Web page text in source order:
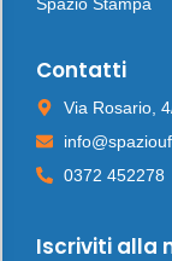
Contatti
Via Rosario,
0372 452278
Iscriviti alla